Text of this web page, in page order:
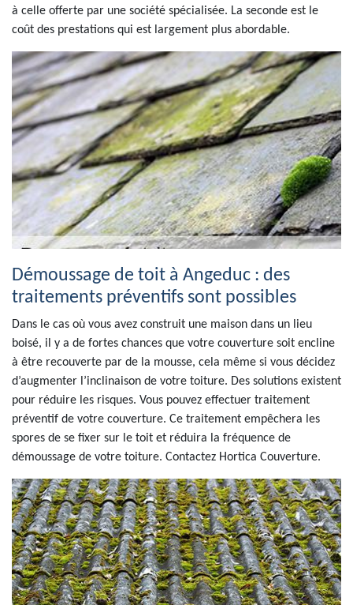
à celle offerte par une société spécialisée. La seconde est le
coût des prestations qui est largement plus abordable.
Démoussage de toit à Angeduc : des
traitements préventifs sont possibles
Dans le cas où vous avez construit une maison dans un lieu
boisé, il y a de fortes chances que votre couverture soit encline
à être recouverte par de la mousse, cela même si vous décidez
d’augmenter l’inclinaison de votre toiture. Des solutions existent
pour réduire les risques. Vous pouvez effectuer traitement
préventif de votre couverture. Ce traitement empêchera les
spores de se fixer sur le toit et réduira la fréquence de
démoussage de votre toiture. Contactez Hortica Couverture.